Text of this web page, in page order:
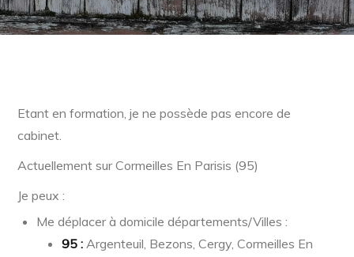
Etant en formation, je ne possède pas encore de
cabinet.
Actuellement sur Cormeilles En Parisis (95)
Je peux :
Me déplacer à domicile départements/Villes :
95 : Argenteuil, Bezons, Cergy, Cormeilles En